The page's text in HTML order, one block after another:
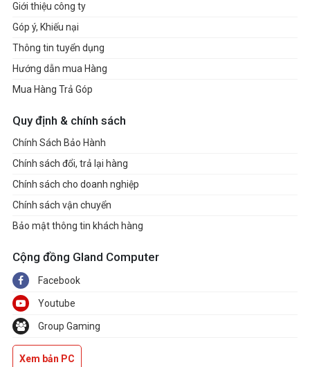
Giới thiệu công ty
Góp ý, Khiếu nại
Thông tin tuyển dụng
Hướng dẫn mua Hàng
Mua Hàng Trả Góp
Quy định & chính sách
Chính Sách Bảo Hành
Chính sách đổi, trả lại hàng
Chính sách cho doanh nghiệp
Chính sách vận chuyển
Bảo mật thông tin khách hàng
Cộng đồng Gland Computer
Facebook
Youtube
Group Gaming
Xem bản PC